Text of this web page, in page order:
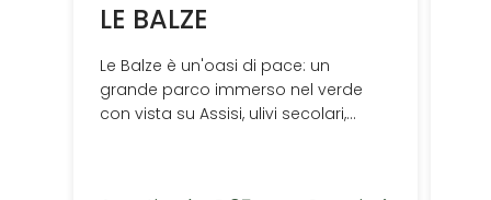
LE BALZE
Le Balze è un'oasi di pace: un
grande parco immerso nel verde
con vista su Assisi, ulivi secolari,